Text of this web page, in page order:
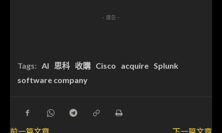
- 廣告 -
Tags: AI 思科 收購 Cisco acquire Splunk
software company